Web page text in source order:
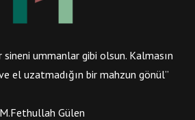
sineni ummanlar gibi olsun. Kalmasın
el uzatmadığın bir mahzun gönül”
M.Fethullah Gülen